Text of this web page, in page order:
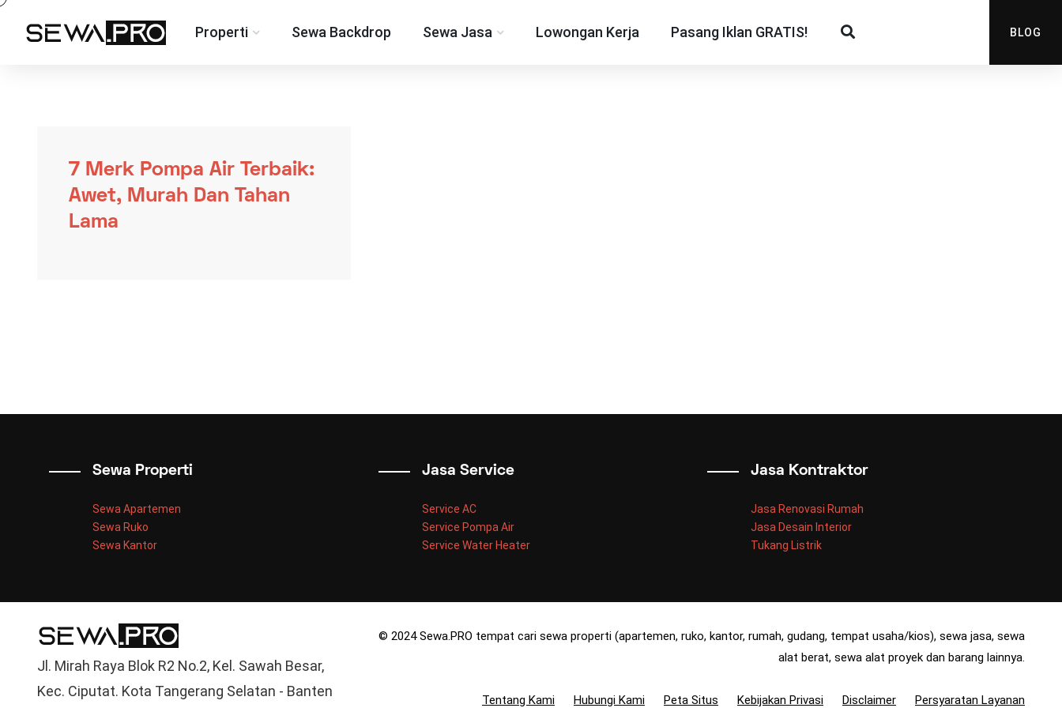
Properti Sewa Backdrop Sewa Jasa Lowongan Kerja Pasang Iklan GRATIS! BLOG
7 Merk Pompa Air Terbaik:
Awet, Murah Dan Tahan
Lama
Sewa Properti
Sewa Apartemen
Sewa Ruko
Sewa Kantor
Jasa Service
Service AC
Service Pompa Air
Service Water Heater
Jasa Kontraktor
Jasa Renovasi Rumah
Jasa Desain Interior
Tukang Listrik
Jl. Mirah Raya Blok R2 No.2, Kel. Sawah Besar,
Kec. Ciputat. Kota Tangerang Selatan - Banten
© 2024 Sewa.PRO tempat cari sewa properti (apartemen, ruko, kantor, rumah, gudang, tempat usaha/kios), sewa jasa, sewa
alat berat, sewa alat proyek dan barang lainnya.
Tentang Kami Hubungi Kami Peta Situs Kebijakan Privasi Disclaimer Persyaratan Layanan